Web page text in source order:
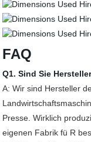
FAQ
Q1. Sind Sie
A: Wir sind Hersteller
Presse. Wirklich
eigenen Fabrik fü R